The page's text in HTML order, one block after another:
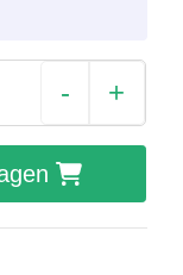
- +